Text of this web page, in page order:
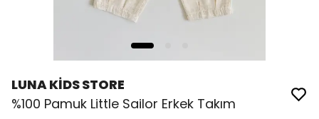
LUNA KİDS STORE
%100 Pamuk Little Sailor Erkek Takım